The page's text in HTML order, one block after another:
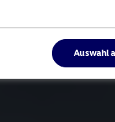
Auswahl